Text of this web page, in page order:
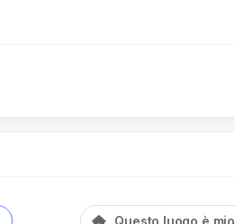
Questo luogo è mio